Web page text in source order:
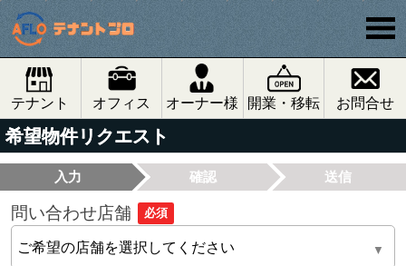
テナント オフィス オーナー様 開業・移転 お問合せ
希望物件リクエスト
入力 確認 送信
問い合わせ店舗 必須